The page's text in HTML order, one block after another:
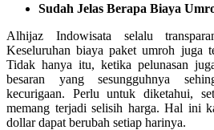
Sudah Jelas Berapa Biaya
Alhijaz Indowisata selalu
Keseluruhan biaya paket umroh juga
Tidak hanya itu, ketika pelunasan
besaran yang sesungguhnya
kecurigaan. Perlu untuk diketahui,
memang terjadi selisih harga. Hal ini
dollar dapat berubah setiap harinya.